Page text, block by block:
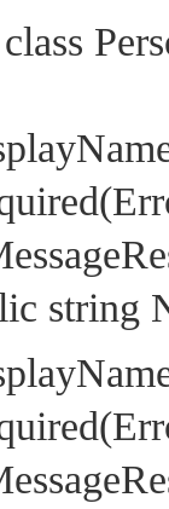
string